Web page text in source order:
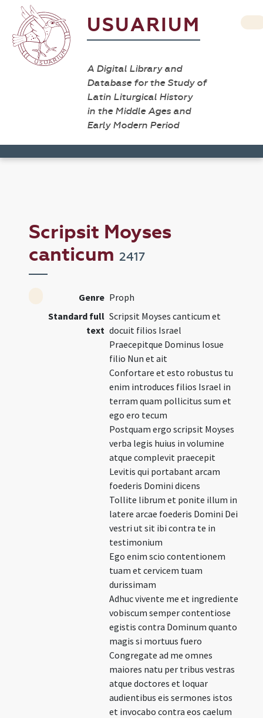
USUARIUM
A Digital Library and
Database for the Study of
Latin Liturgical History
in the Middle Ages and
Early Modern Period
Scripsit Moyses
canticum2417
Genre Proph
Standard full
text
Scripsit Moyses canticum et
docuit filios Israel
Praecepitque Dominus Iosue
filio Nun et ait
Confortare et esto robustus tu
enim introduces filios Israel in
terram quam pollicitus sum et
ego ero tecum
Postquam ergo scripsit Moyses
verba legis huius in volumine
atque complevit praecepit
Levitis qui portabant arcam
foederis Domini dicens
Tollite librum et ponite illum in
latere arcae foederis Domini Dei
vestri ut sit ibi contra te in
testimonium
Ego enim scio contentionem
tuam et cervicem tuam
durissimam
Adhuc vivente me et ingrediente
vobiscum semper contentiose
egistis contra Dominum quanto
magis si mortuus fuero
Congregate ad me omnes
maiores natu per tribus vestras
atque doctores et loquar
audientibus eis sermones istos
et invocabo contra eos caelum